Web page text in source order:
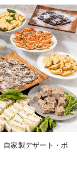
自家製デザート・ボ